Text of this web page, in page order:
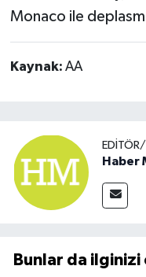
Monaco ile
Kaynak: AA
Haber
Bunlar da